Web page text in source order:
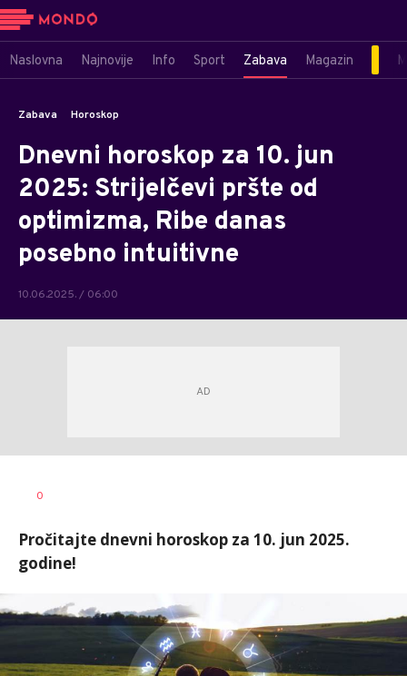
Naslovna Najnovije Info Sport Zabava Magazin
Zabava Horoskop
Dnevni horoskop za 10. jun
2025: Strijelčevi pršte od
optimizma, Ribe danas
posebno intuitivne
10.06.2025. / 06:00
AUTOR
0
Pročitajte dnevni horoskop za 10. jun 2025.
godine!